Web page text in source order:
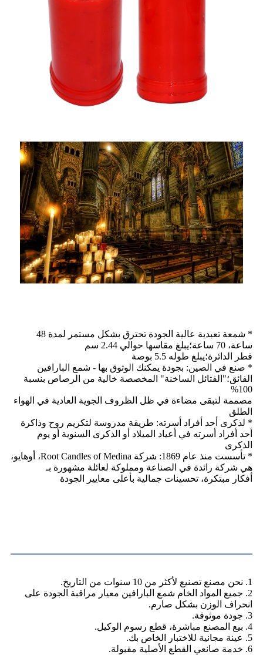
* شمعة تعبدية عالية الجودة تحترق بشكل مستمر لمدة 48
ساعة، 70 ساعة؛يبلغ مقاسها حوالي 2.44 سم
قطر الدائرة؛يبلغ طوله 5.5 بوصة
* صنع في الصين: بجودة يمكنك الوثوق بها - شمع البارافين
الفائق؛"الفتائل الساخنة" المخصصة خالية من الرصاص بنسبة
100%
مصممة لتبقى مضاءة في ظل الظروف الجوية العادية في الهواء
الطلق
* لذكرى أحد أفراد أسرته: طريقة مدروسة لتكريم روح وذاكرة
أحد أفراد أسرته في أعياد الميلاد أو الذكرى السنوية أو يوم
الذكرى
* تأسست منذ عام 1869: شركة Root Candles of Medina، أوهايو،
هي شركة رائدة في الصناعة ومملوكة لعائلة مشهورة بـ
أفكار مبتكرة، تحسينات جمالية بأعلى معايير الجودة
1. نحن مصنع تصنيع لأكثر من 10 سنوات من التاريخ.
2. جميع المواد الخام شمع البارافين معيار مراقبة الجودة على
انحراف الوزن بشكل صارم.
3. جودة موثوقة.
4. بيع المصنع مباشرة، قطع رسوم الوكيل.
5. عينة مجانية للاختبار الخاص بك.
6. خدمة صانعي القطع الأصلية مقبولة.